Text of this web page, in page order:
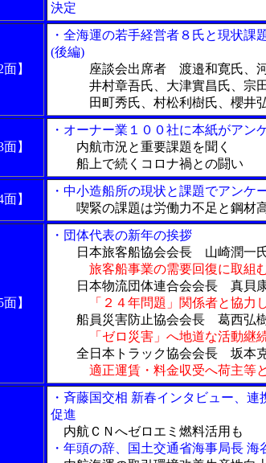
決定
】
・全海運の若手経営者８氏と現状課
(後編)
座談会出席者 渡邉和寛氏、河
井村章吾氏、大津實昌氏、宗田
田町秀氏、村松利樹氏、櫻井
】
・オーナー業１００社に本紙がアン
内航市況と重要課題を聞く
船上で続くコロナ禍との闘い
】
・中小造船所の現状と課題でアンケ
喫緊の課題は労働力不足と鋼材
】
・団体代表の新年の挨拶
日本旅客船協会会長 山崎潤一
旅客船事業の需要回復に取組
日本物流団体連合会会長 真貝
「２４年問題」関係者と協力
船員災害防止協会会長 葛西弘
「ゼロ災害」へ地道な活動継
全日本トラック協会会長 坂本
適正運賃・料金収受へ荷主等
・斉藤国交相 新春インタビュー、連
促進
内航ＣＮへゼロエミ燃料活用も
・年頭の辞、国土交通省海事局長 海